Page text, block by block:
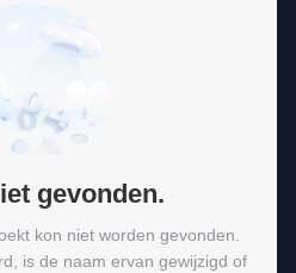
gevonden.
kon niet worden gevonden.
is de naam ervan gewijzigd of